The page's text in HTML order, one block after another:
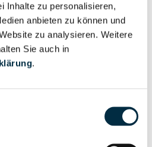
Inhalte zu personalisieren,
anbieten zu können und
zu analysieren. Weitere
Sie auch in
.
Vollständiges
Unternehmensprofil
anfragen